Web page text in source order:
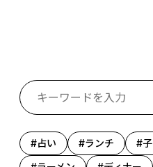
占い ランチ